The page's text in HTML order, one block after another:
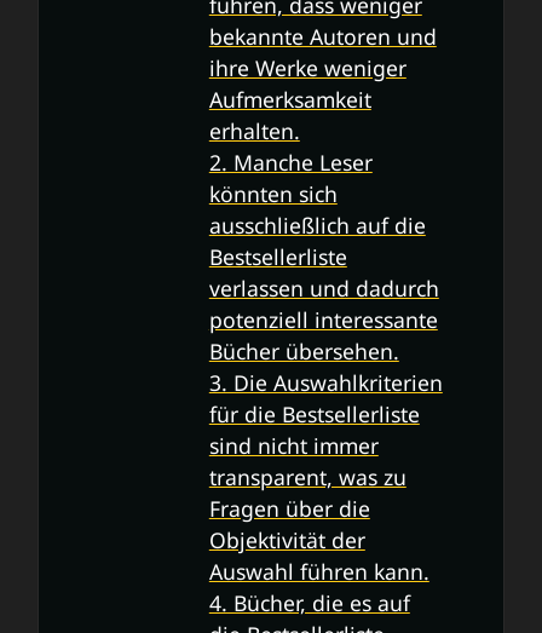
bekannte Autoren und
ihre Werke weniger
Aufmerksamkeit
erhalten.
2. Manche Leser
könnten sich
ausschließlich auf die
Bestsellerliste
verlassen und dadurch
potenziell interessante
Bücher übersehen.
3. Die Auswahlkriterien
für die Bestsellerliste
sind nicht immer
transparent, was zu
Fragen über die
Objektivität der
Auswahl führen kann.
4. Bücher, die es auf